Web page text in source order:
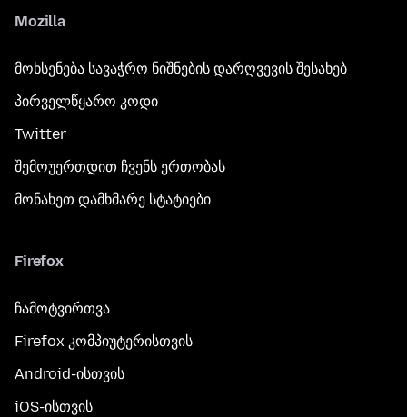
Mozilla
მოხსენება სავაჭრო ნიშნების დარღვევის შესახებ
პირველწყარო კოდი
Twitter
შემოუერთდით ჩვენს ერთობას
მონახეთ დამხმარე სტატიები
Firefox
ჩამოტვირთვა
Firefox კომპიუტერისთვის
Android-ისთვის
iOS-ისთვის